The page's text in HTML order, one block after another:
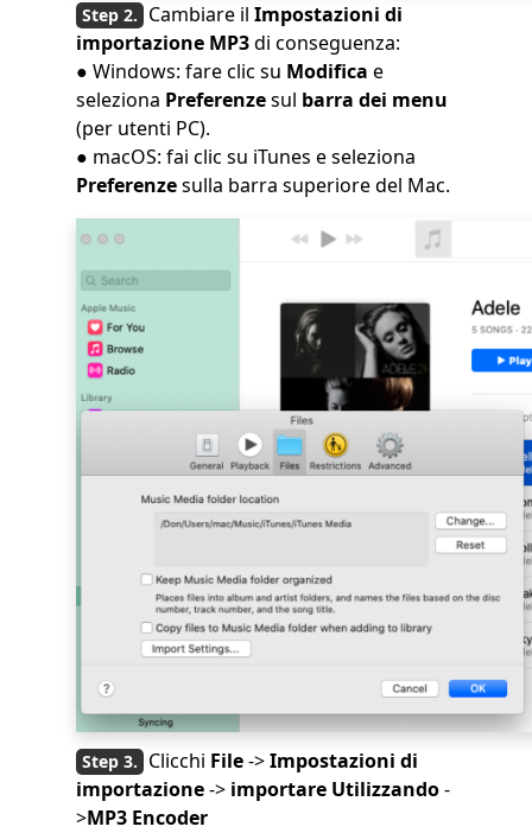
Cambiare il Impostazioni di
importazione MP3di conseguenza:
● Windows: fare clic su Modifica e
seleziona Preferenzesul barra dei menu
(per utenti PC).
● macOS: fai clic su iTunes e seleziona
Preferenzesulla barra superiore del Mac.
Clicchi File->Impostazioni di
importazione-> importare Utilizzando-
>MP3 Encoder